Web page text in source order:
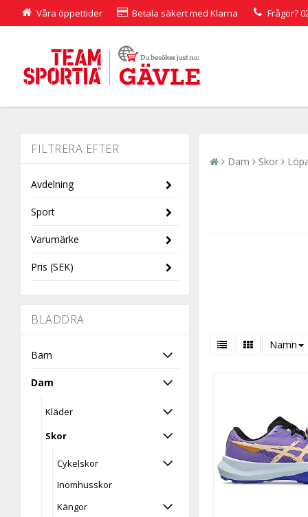
Våra öppettider Betala säkert med Klarna Frågor?
Avdelning
Dam
Herr
Sport
Alpint
Långfärdsskridskor
Löpning
Outdoor
Varumärke
Asics
Salomon
Topo Athletic
Pris (SEK)
BLÄDDRA
Barn
Dam
Kläder
Skor
Cykelskor
Inomhusskor
Kängor
Dam Skor
Namn